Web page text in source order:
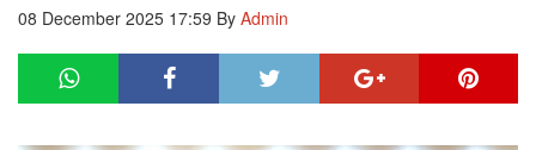
08 December 2025 17:59 By Admin